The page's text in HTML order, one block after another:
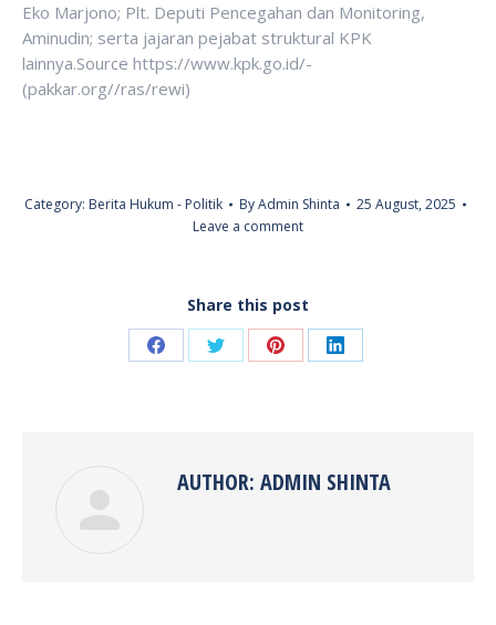
Eko Marjono; Plt. Deputi Pencegahan dan Monitoring,
Aminudin; serta jajaran pejabat struktural KPK
lainnya.Source https://www.kpk.go.id/-
(pakkar.org//ras/rewi)
Category: Berita Hukum - Politik ByAdmin Shinta
25 August, 2025
Leave a comment
Share this post
Share Share Share Share
AUTHOR: ADMIN SHINTA